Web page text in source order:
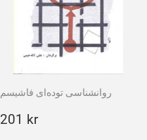
روانشناسی توده­‌ا‌‌‌ی فاشیسم
Ordinarie
201 kr201